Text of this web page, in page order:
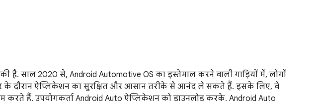
साल 2020 से, Android Automotive OS का इस्तेमाल करने वाली गाड़ियों में, लोगों
के दौरान ऐप्लिकेशन का सुरक्षित और आसान तरीके से आनंद ले सकते हैं. इसके लिए, वे
हैं. उपयोगकर्ता Android Auto ऐप्लिकेशन को डाउनलोड करके, Android Auto